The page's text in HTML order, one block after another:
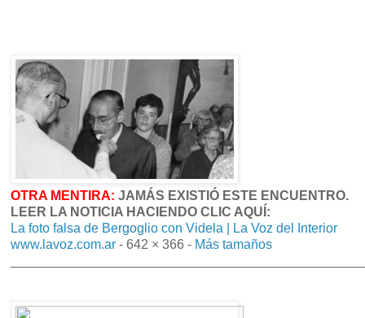
OTRA MENTIRA: JAMÁS EXISTIÓ ESTE ENCUENTRO.
LEER LA NOTICIA HACIENDO CLIC AQUÍ:
La foto falsa de Bergoglio con Videla | La Voz del Interior
www.lavoz.com.ar - 642 × 366 - Más tamaños